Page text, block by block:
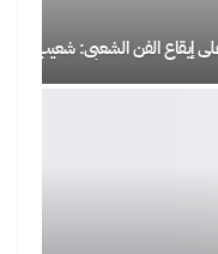
الشعبي: شعيب أنور…